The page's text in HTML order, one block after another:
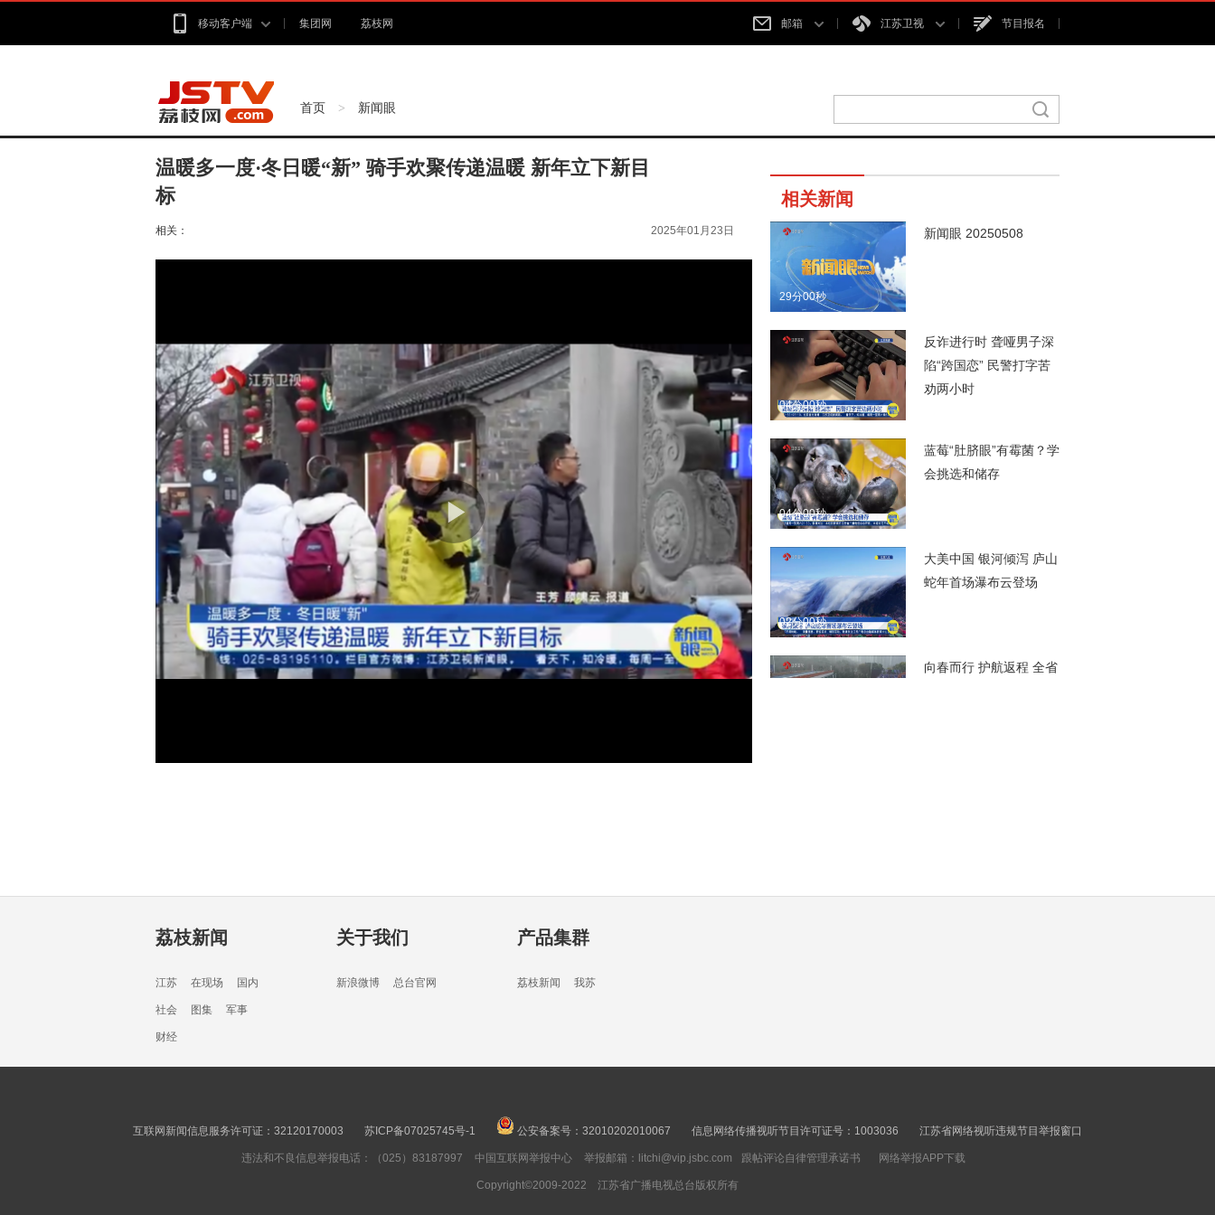
移动客户端 集团网 荔枝网 邮箱 江苏卫视 节目报名
首页 > 新闻眼
温暖多一度·冬日暖“新” 骑手欢聚传递温暖 新年立下新目
标
相关： 2025年01月23日
相关新闻
29分00秒
新闻眼 20250508
04分00秒
反诈进行时 聋哑男子深
陷“跨国恋” 民警打字苦
劝两小时
04分00秒
蓝莓“肚脐眼”有霉菌？学
会挑选和储存
02分00秒
大美中国 银河倾泻 庐山
蛇年首场瀑布云登场
向春而行 护航返程 全省
03分00秒
救指南”了解一下
荔枝新闻
江苏 在现场 国内
社会 图集 军事
财经
关于我们
新浪微博 总台官网
产品集群
荔枝新闻 我苏
互联网新闻信息服务许可证：32120170003 苏ICP备07025745号-1 公安备案号：32010202010067 信息网络传播视听节目许可证号：1003036 江苏省网络视听违规节目举报窗口
违法和不良信息举报电话：（025）83187997 中国互联网举报中心 举报邮箱：litchi@vip.jsbc.com 跟帖评论自律管理承诺书 网络举报APP下载
Copyright©2009-2022 江苏省广播电视总台版权所有